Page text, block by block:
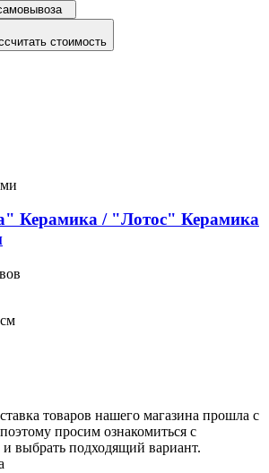
стоимость
Керамика / "Лотос" Керамика
товаров нашего магазина прошла с
просим ознакомиться с
выбрать подходящий вариант.